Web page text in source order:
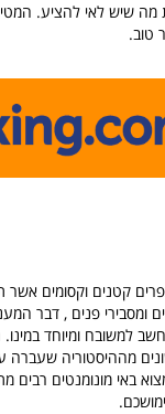
מה שיש לאי להציע.
טוב.
קמ"ר. באי פזורים כפרים
ומסבירי פנים , דבר
ומיוחד במינו.
מההיסטוריה שעברה
באי מונומנטים רבים